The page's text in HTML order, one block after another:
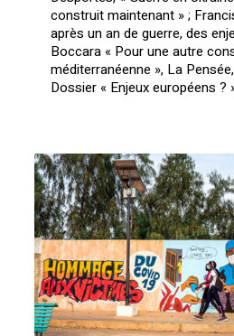
construit maintenant » ;
après un an de guerre, des
Boccara « Pour une autre
méditerranéenne », La
Dossier « Enjeux européens ?